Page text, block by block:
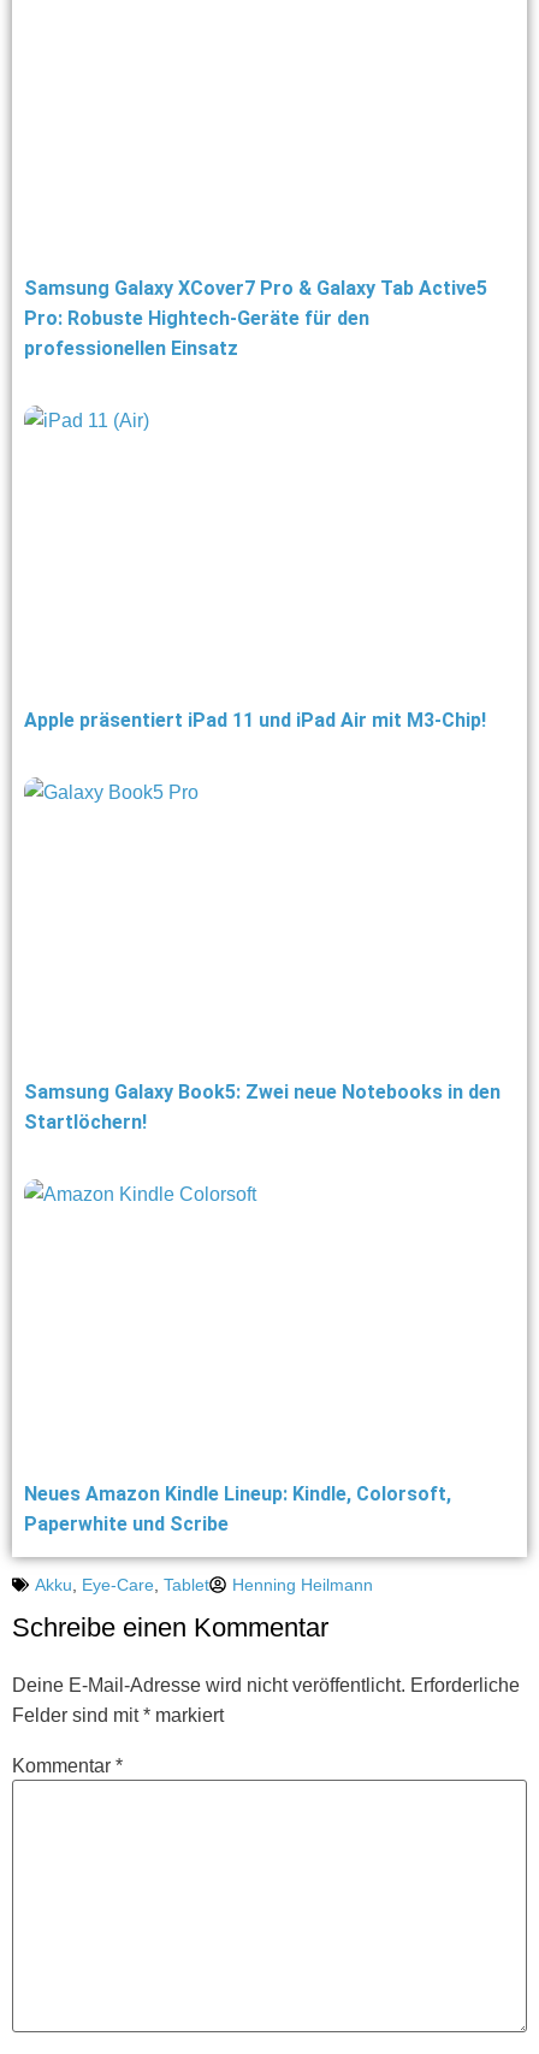
Samsung Galaxy XCover7 Pro & Galaxy Tab Active5
Pro: Robuste Hightech-Geräte für den
professionellen Einsatz
Apple präsentiert iPad 11 und iPad Air mit M3-Chip!
Samsung Galaxy Book5: Zwei neue Notebooks in den
Startlöchern!
Neues Amazon Kindle Lineup: Kindle, Colorsoft,
Paperwhite und Scribe
Akku Eye-Care Tablet Henning Heilmann
Schreibe einen Kommentar
Deine E-Mail-Adresse wird nicht veröffentlicht. Erforderliche
Felder sind mit* markiert
Kommentar *